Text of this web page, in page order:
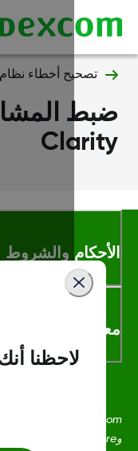
تصحيح أخطاء نظام Dexcom G7 CGM
والشروط
اكثر
لاحظنا أنك
لا